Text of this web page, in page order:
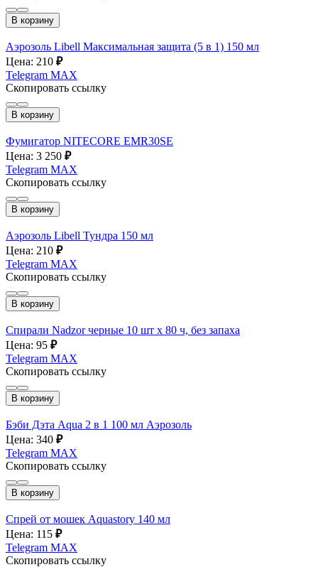
В корзину
Аэрозоль Libell Максимальная защита (5 в 1) 150 мл
Цена: 210 ₽
Telegram MAX
Скопировать ссылку
В корзину
Фумигатор NITECORE EMR30SE
Цена: 3 250 ₽
Telegram MAX
Скопировать ссылку
В корзину
Аэрозоль Libell Тундра 150 мл
Цена: 210 ₽
Telegram MAX
Скопировать ссылку
В корзину
Спирали Nadzor черные 10 шт х 80 ч, без запаха
Цена: 95 ₽
Telegram MAX
Скопировать ссылку
В корзину
Бэби Дэта Aqua 2 в 1 100 мл Аэрозоль
Цена: 340 ₽
Telegram MAX
Скопировать ссылку
В корзину
Спрей от мошек Aquastory 140 мл
Цена: 115 ₽
Telegram MAX
Скопировать ссылку